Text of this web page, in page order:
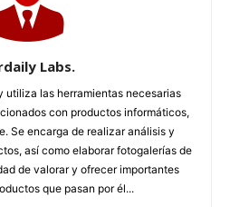
Labs.
utiliza las herramientas necesarias
con productos informáticos,
Se encarga de realizar análisis y
así como elaborar fotogalerías de
de valorar y ofrecer importantes
que pasan por él...